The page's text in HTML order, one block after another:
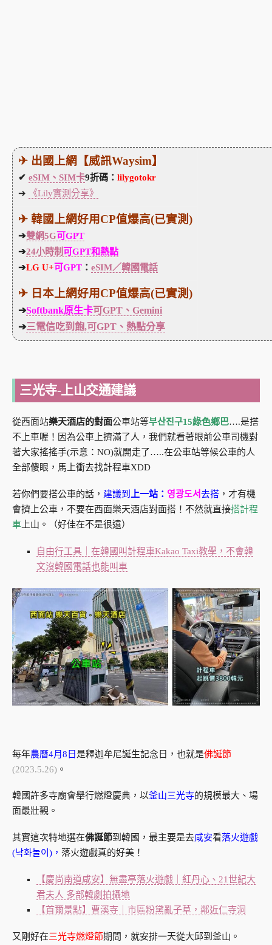
✈ 出國上網【威訊Waysim】
✔ eSIM、SIM卡9折碼： lilygotokr
➔
《Lily實測分享》
✈ 韓國上網好用CP值爆高(已實測)
➔雙網5G可GPT
➔24小時制可GPT和熱點
➔LG U+可GPT ： eSIM／韓國電話
✈ 日本上網好用CP值爆高(已實測)
➔Softbank原生卡可GPT、Gemini
➔三電信吃到飽,可GPT、熱點分享
三光寺-上山交通建議
從西面站樂天酒店的對面公車站等부산진구15綠色鄉巴….是搭
不上車喔！因為公車上擠滿了人，我們就看著眼前公車司機對
著大家搖搖手(示意：NO)就開走了…..在公車站等候公車的人
全部傻眼，馬上衝去找計程車XDD
若你們要搭公車的話， 建議到 上一站： 영광도서去搭 ，才有機
會擠上公車，不要在西面樂天酒店對面搭！不然就直接搭計程
車 上山。（好佳在不是很遠）
自由行工具｜在韓國叫計程車Kakao Taxi教學，不會韓
文沒韓國電話也能叫車
每年農曆4月8日是釋迦牟尼誕生記念日，也就是佛誕節
(2023.5.26) 。
韓國許多寺廟會舉行燃燈慶典，以釜山三光寺的規模最大、場
面最壯觀。
其實這次特地選在佛誕節到韓國，最主要是去咸安看落火遊戲
(낙화놀이)， 落火遊戲真的好美！
【慶尚南道咸安】無盡亭落火遊戲｜紅丹心、21世紀大
君夫人 多部韓劇拍攝地
【首爾景點】曹溪寺｜市區粉黛亂子草，鄰近仁寺洞
又剛好在三光寺燃燈節期間，就安排一天從大邱到釜山。